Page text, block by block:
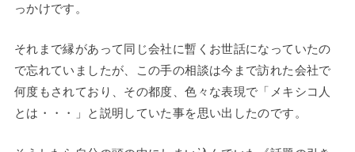
っかけです。
それまで縁があって同じ会社に暫くお世話になっていたの
で忘れていましたが、この手の相談は今まで訪れた会社で
何度もされており、その都度、色々な表現で「メキシコ人
とは・・・」と説明していた事を思い出したのです。